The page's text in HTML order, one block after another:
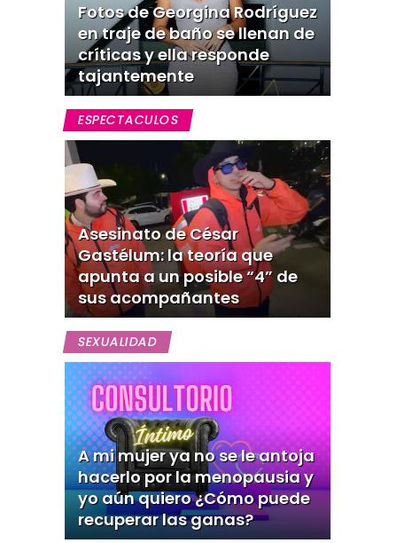
Fotos de Georgina Rodríguez
en traje de baño se llenan de
críticas y ella responde
tajantemente
ESPECTACULOS
Asesinato de César
Gastélum: la teoría que
apunta a un posible “4” de
sus acompañantes
SEXUALIDAD
A mi mujer ya no se le antoja
hacerlo por la menopausia y
yo aún quiero ¿Cómo puede
recuperar las ganas?